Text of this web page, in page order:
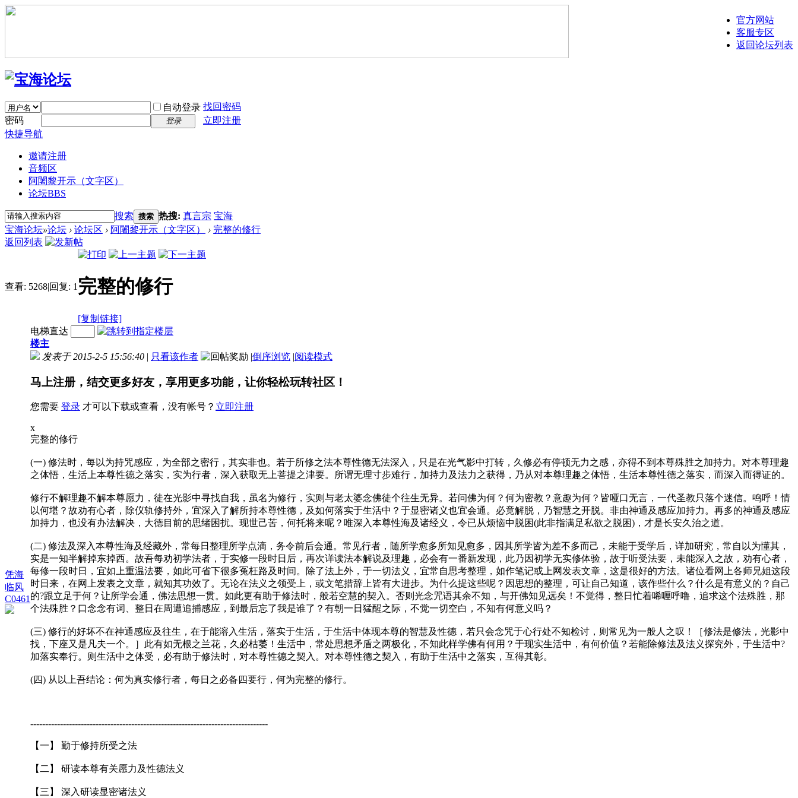
官方网站
客服专区
返回论坛列表
自动登录 找回密码
密码
登录
立即注册
快捷导航
邀请注册
音频区
阿闍黎开示（文字区）
论坛BBS
搜索 搜索 热搜: 真言宗 宝海
宝海论坛»论坛 › 论坛区 › 阿闍黎开示（文字区） › 完整的修行
返回列表
查看: 5268|回复: 1 完整的修行
[复制链接]
凭海
临风
C0461
电梯直达
楼主
发表于 2015-2-5 15:56:40 | 只看该作者 |倒序浏览 |阅读模式
马上注册，结交更多好友，享用更多功能，让你轻松玩转社区！
您需要 登录 才可以下载或查看，没有帐号？ 立即注册
x
完整的修行
(一) 修法时，每以为持咒感应，为全部之密行，其实非也。若于所修之法本尊性德无法深入，只是在光气影中打转，久修必有停顿无力之感，亦得不到本尊殊胜之加持力。对本尊理趣
之体悟，生活上本尊性德之落实，实为行者，深入获取无上菩提之津要。所谓无理寸步难行，加持力及法力之获得，乃从对本尊理趣之体悟，生活本尊性德之落实，而深入而得证的。
修行不解理趣不解本尊愿力，徒在光影中寻找自我，虽名为修行，实则与老太婆念佛徒个往生无异。若问佛为何？何为密教？意趣为何？皆哑口无言，一代圣教只落个迷信。鸣呼！情
以何堪？故劝有心者，除仪轨修持外，宜深入了解所持本尊性德，及如何落实于生活中？于显密诸义也宜会通。必竟解脱，乃智慧之开脱。非由神通及感应加持力。再多的神通及感应
加持力，也没有办法解决，大德目前的思绪困扰。现世己苦，何托将来呢？唯深入本尊性海及诸经义，令已从烦恼中脱困(此非指满足私欲之脱困)，才是长安久治之道。
(二) 修法及深入本尊性海及经藏外，常每日整理所学点滴，务令前后会通。常见行者，随所学愈多所知见愈多，因其所学皆为差不多而己，未能于受学后，详加研究，常自以为懂其，
实是一知半解掉东掉西。故吾每劝初学法者，于实修一段时日后，再次详读法本解说及理趣，必会有一番新发现，此乃因初学无实修体验，故于听受法要，未能深入之故，劝有心者，
每修一段时日，宜如上重温法要，如此可省下很多冤枉路及时间。除了法上外，于一切法义，宜常自思考整理，如作笔记或上网发表文章，这是很好的方法。诸位看网上各师兄姐这段
时日来，在网上发表之文章，就知其功效了。无论在法义之领受上，或文笔措辞上皆有大进步。为什么提这些呢？因思想的整理，可让自己知道，该作些什么？什么是有意义的？自己
的?跟立足于何？让所学会通，佛法思想一贯。如此更有助于修法时，般若空慧的契入。否则光念咒语其余不知，与开佛知见远矣！不觉得，整日忙着唏喱呼噜，追求这个法殊胜，那
个法殊胜？口念念有词、整日在周遭追捕感应，到最后忘了我是谁了？有朝一日猛醒之际，不觉一切空白，不知有何意义吗？
(三) 修行的好坏不在神通感应及往生，在于能溶入生活，落实于生活，于生活中体现本尊的智慧及性德，若只会念咒于心行处不知检讨，则常见为一般人之叹！［修法是修法，光影中
找，下座又是凡夫一个。］此有如无根之兰花，久必枯萎！生活中，常处思想矛盾之两极化，不知此样学佛有何用？于现实生活中，有何价值？若能除修法及法义探究外，于生活中?
加落实奉行。则生活中之体受，必有助于修法时，对本尊性德之契入。对本尊性德之契入，有助于生活中之落实，互得其彰。
(四) 从以上吾结论：何为真实修行者，每日之必备四要行，何为完整的修行。
--------------------------------------------------------------------------------
【一】 勤于修持所受之法
【二】 研读本尊有关愿力及性德法义
【三】 深入研读显密诸法义